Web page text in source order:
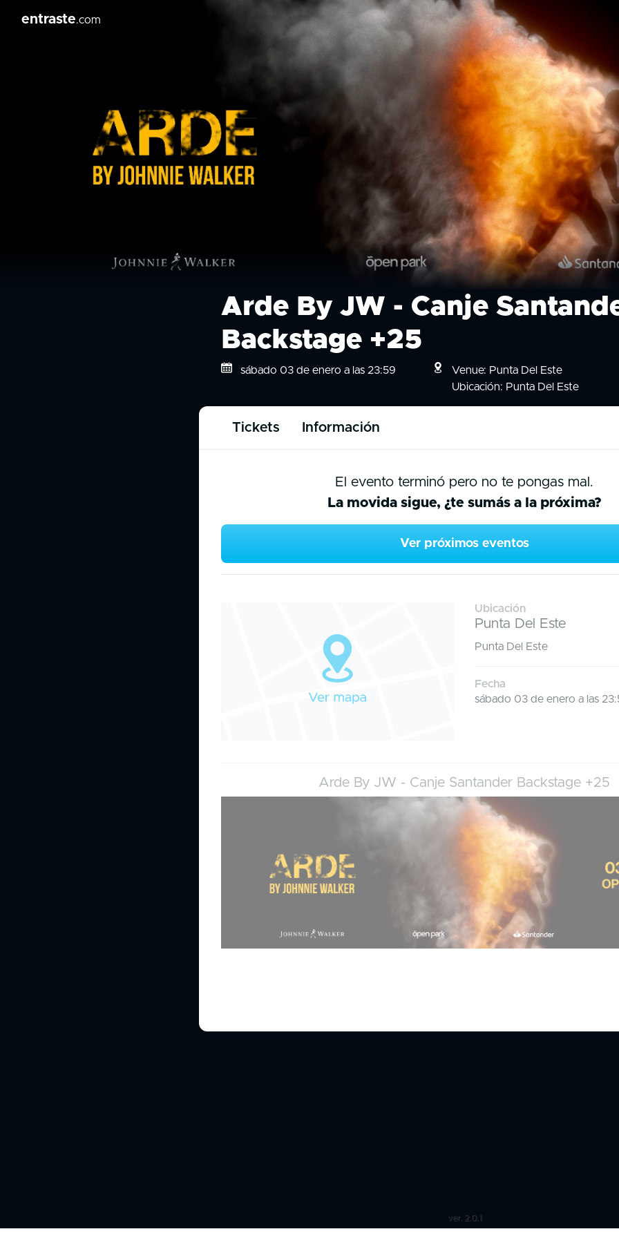
entraste.com
Arde By JW - Canje
Backstage +25
sábado 03 de enero a las 23:59
Venue: Punta Del Este
Ubicación: Punta Del Este
Tickets Información
El evento terminó pero no te pongas mal.
La movida sigue, ¿te sumás a la próxima?
Ver próximos eventos
Ubicación
Punta Del Este
Punta Del Este
Fecha
sábado 03 de enero a las
Arde By JW - Canje Santander Backstage +25
ver. 2.0.1